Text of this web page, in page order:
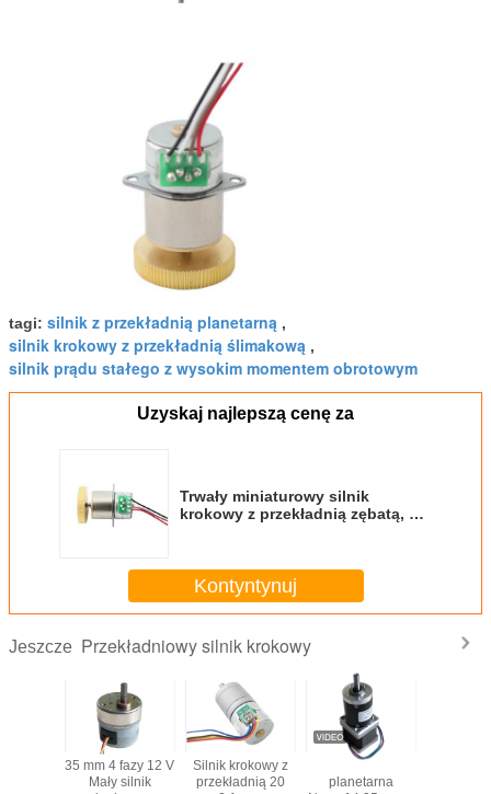
tagi: silnik z przekładnią planetarną ,
silnik krokowy z przekładnią ślimakową ,
silnik prądu stałego z wysokim momentem obrotowym
Uzyskaj najlepszą cenę za
Trwały miniaturowy silnik
krokowy z przekładnią zębatą, 2-
silnik krokowy Geared 15 mm
SM151613
Kontyntynuj
Jeszcze Przekładniowy silnik krokowy
35 mm 4 fazy 12 V
Mały silnik
Silnik krokowy z
przekładnią 20
planetarna